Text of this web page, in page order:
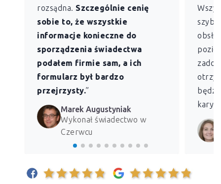
rozsądna. Szczególnie cenię
sobie to, że wszystkie
informacje konieczne do
sporządzenia świadectwa
podałem firmie sam, a ich
formularz był bardzo
przejrzysty.”
Marek Augustyniak
Wykonał świadectwo w
Czerwcu
kary